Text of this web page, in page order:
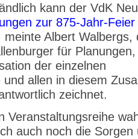
kann der VdK
zur 875-Jahr-Feier
meinte Albert Walbergs,
für Planungen,
der einzelnen
allen in diesem
zeichnet.
Veranstaltungsreihe
auch noch die Sorgen